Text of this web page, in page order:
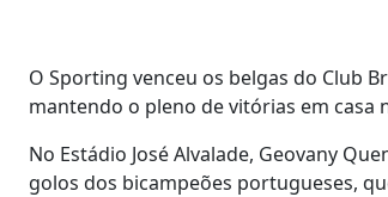
O Sporting venceu os belgas do Club
mantendo o pleno de vitórias em casa
No Estádio José Alvalade, Geovany
golos dos bicampeões portugueses,